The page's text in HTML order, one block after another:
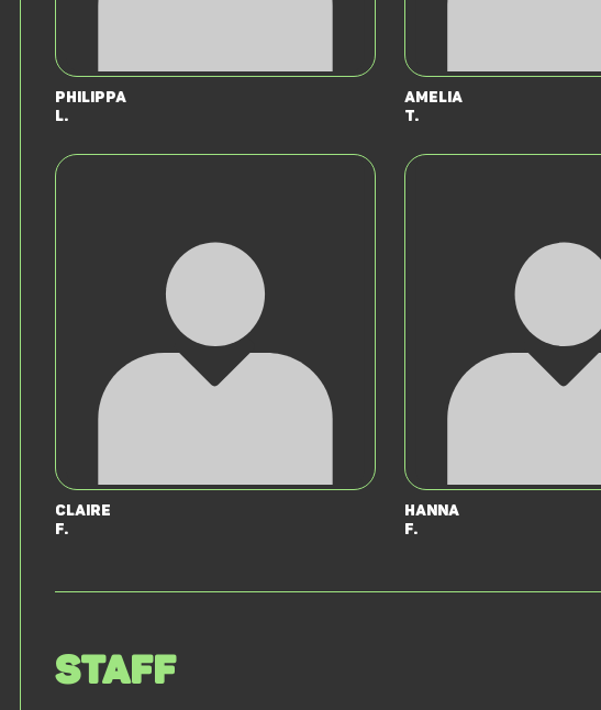
Philippa
L.
Amelia
T.
Claire
F.
Hanna
F.
Staff